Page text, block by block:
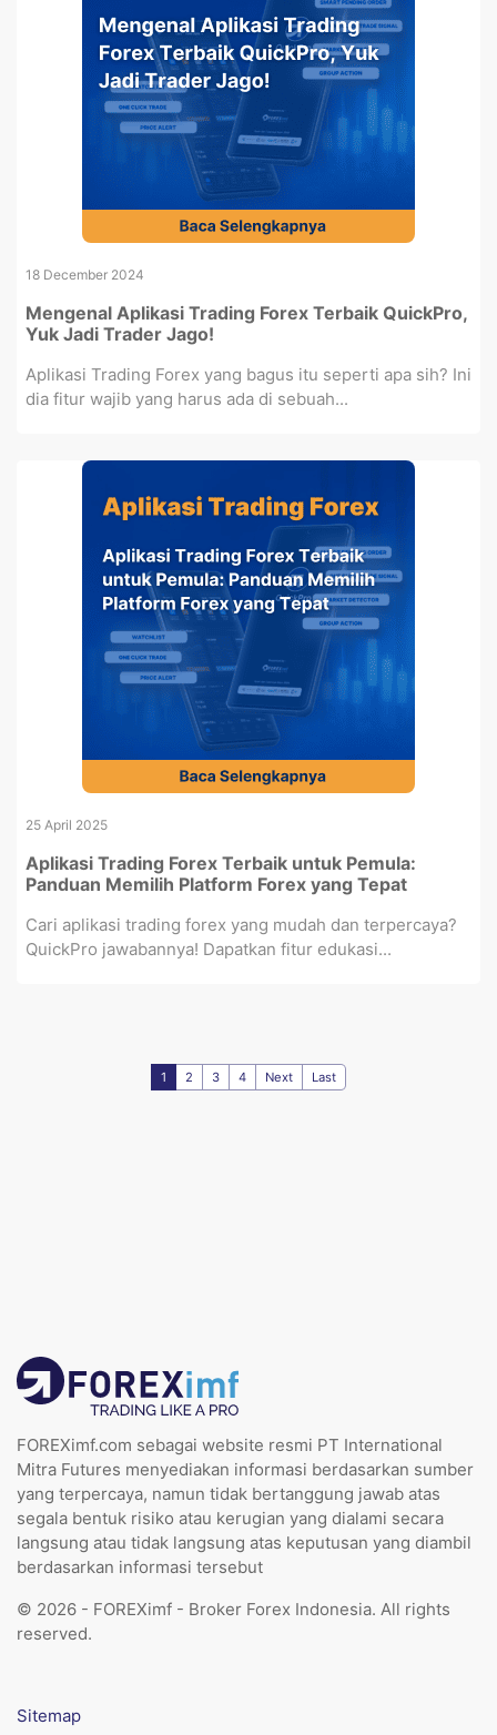
18 December 2024
Mengenal Aplikasi Trading Forex Terbaik QuickPro,
Yuk Jadi Trader Jago!
Aplikasi Trading Forex yang bagus itu seperti apa sih? Ini
dia fitur wajib yang harus ada di sebuah...
25 April 2025
Aplikasi Trading Forex Terbaik untuk Pemula:
Panduan Memilih Platform Forex yang Tepat
Cari aplikasi trading forex yang mudah dan terpercaya?
QuickPro jawabannya! Dapatkan fitur edukasi...
1 2 3 4 Next Last
FOREXimf.com sebagai website resmi PT International
Mitra Futures menyediakan informasi berdasarkan sumber
yang terpercaya, namun tidak bertanggung jawab atas
segala bentuk risiko atau kerugian yang dialami secara
langsung atau tidak langsung atas keputusan yang diambil
berdasarkan informasi tersebut
© 2026 - FOREXimf - Broker Forex Indonesia. All rights
reserved.
Sitemap